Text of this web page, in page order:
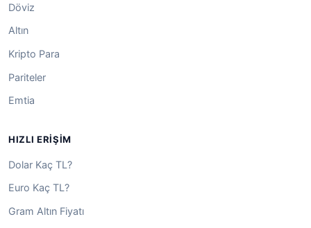
Döviz
Altın
Kripto Para
Pariteler
Emtia
HIZLI ERIŞIM
Dolar Kaç TL?
Euro Kaç TL?
Gram Altın Fiyatı